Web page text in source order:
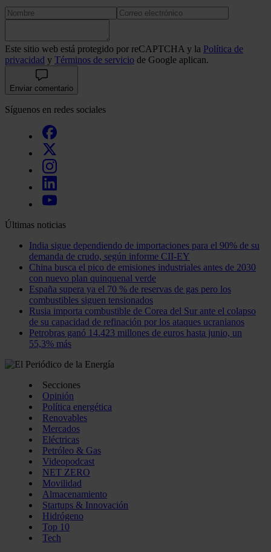
Este sitio web está protegido por reCAPTCHA y la Política de
privacidad y Términos de servicio de Google aplican.
Enviar comentario
Síguenos en redes sociales
Últimas noticias
India sigue dependiendo de importaciones para el 90% de su
demanda de crudo, según informe CII-EY
China busca el pico de emisiones industriales antes de 2030
con nuevo plan quinquenal verde
España supera ya el 70 % de reservas de gas pero los
combustibles siguen tensionados
Rusia importa combustible de Corea del Sur ante el colapso
de su capacidad de refinación por los ataques ucranianos
Petrobras ganó 14.423 millones de euros hasta junio, un
55,3% más
Secciones
Opinión
Política energética
Renovables
Mercados
Eléctricas
Petróleo & Gas
Videopodcast
NET ZERO
Movilidad
Almacenamiento
Startups & Innovación
Hidrógeno
Top 10
Tech